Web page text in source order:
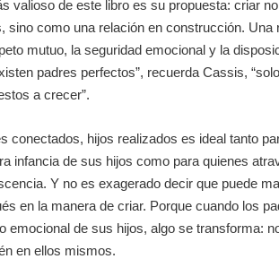
valioso de este libro es su propuesta: criar
sino como una relación en construcción. Una
mutuo, la seguridad emocional y la
padres perfectos”, recuerda Cassis,
a crecer”.
conectados, hijos realizados es ideal tanto
infancia de sus hijos como para quienes
Y no es exagerado decir que puede
en la manera de criar. Porque cuando los
emocional de sus hijos, algo se transforma:
en ellos mismos.